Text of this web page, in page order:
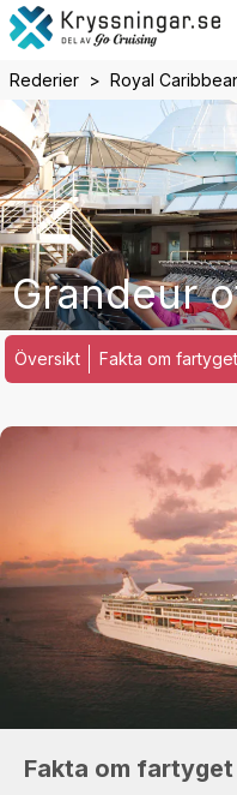
Rederier Royal
Grandeur
Översikt Fakta om fartyget
Fakta om fartyget